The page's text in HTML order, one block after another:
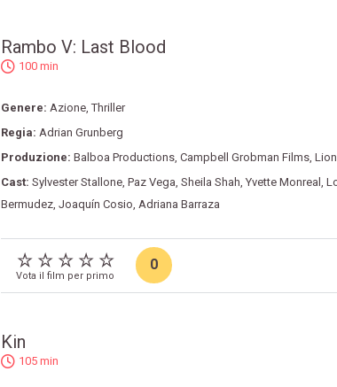
Rambo V: Last Blood
100 min
Genere: Azione,Thriller
Regia: Adrian Grunberg
Produzione: Balboa Productions, Campbell Grobman Films,
Cast: Sylvester Stallone, Paz Vega, Sheila Shah, Yvette Monreal ,
Bermudez, Joaquín Cosio, Adriana Barraza
Vota il film per primo
0
Kin
105 min